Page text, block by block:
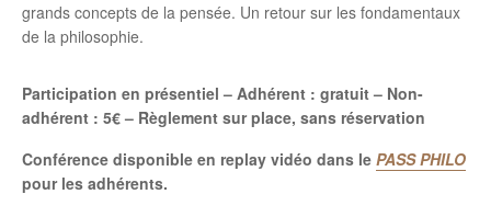
grands concepts de la pensée. Un retour sur les fondamentaux
de la philosophie.
Participation en présentiel – Adhérent : gratuit – Non-
adhérent : 5€ – Règlement sur place, sans réservation
Conférence disponible en replay vidéo dans le PASS PHILO
pour les adhérents.